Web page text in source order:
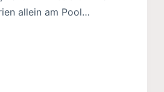
allein am Pool…